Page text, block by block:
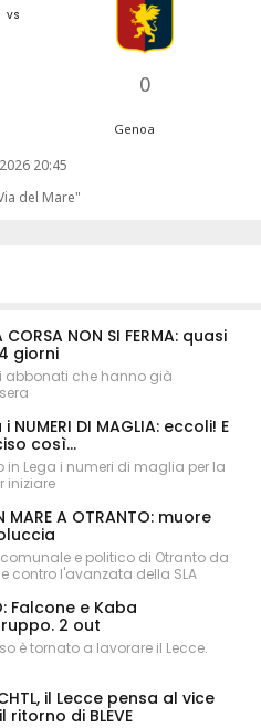
vs
0
Genoa
20:45
del Mare"
CORSA NON SI FERMA: quasi
giorni
abbonati che hanno già
DI MAGLIA: eccoli! E
così...
in Lega i numeri di maglia per la
iniziare
MARE A OTRANTO: muore
e politico di Otranto da
contro l'avanzata della SLA
Falcone e Kaba
2 out
è tornato a lavorare il Lecce.
il Lecce pensa al vice
di BLEVE